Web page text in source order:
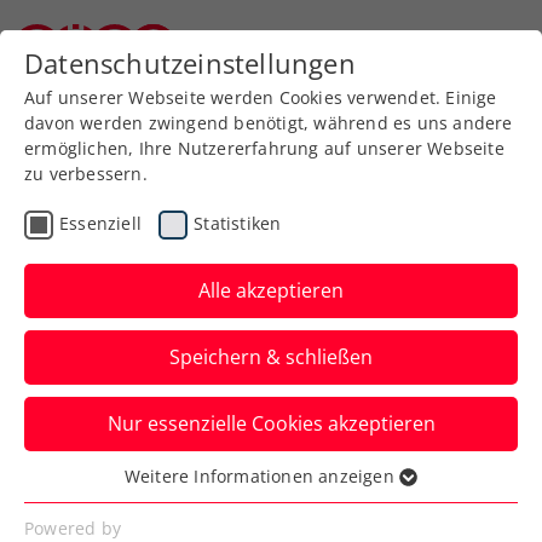
Zurück zur Newsübersicht
Turniere
Peter Westner: „Roger
Federer war auch mal
Ballkind“
Der Turnierdirektor des ATP-125-
Challengers BAD WALTERSDORF TROPHY
im Interview.
Verfasst von: Presseaussendung / Redaktion, 20.09.2024
Datenschutzeinstellungen
Auf unserer Webseite werden Cookies verwendet. Einige
davon werden zwingend benötigt, während es uns andere
ermöglichen, Ihre Nutzererfahrung auf unserer Webseite
zu verbessern.
Essenziell Statistiken
Alle akzeptieren
Speichern & schließen
Nur essenzielle Cookies akzeptieren
Essenziell
Essenzielle Cookies werden für grundlegende
Weitere Informationen anzeigen
Powered by